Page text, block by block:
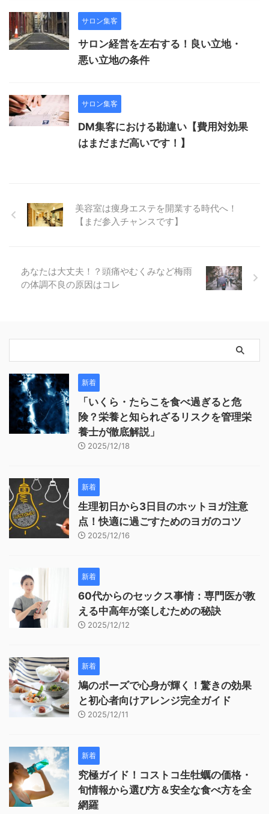
サロン集客
サロン経営を左右する！良い立地・
悪い立地の条件
サロン集客
DM集客における勘違い【費用対効果
はまだまだ高いです！】
美容室は痩身エステを開業する時代へ！
【まだ参入チャンスです】
あなたは大丈夫！？頭痛やむくみなど梅雨
の体調不良の原因はコレ
新着
「いくら・たらこを食べ過ぎると危
険？栄養と知られざるリスクを管理栄
養士が徹底解説」
2025/12/18
新着
生理初日から3日目のホットヨガ注意
点！快適に過ごすためのヨガのコツ
2025/12/16
新着
60代からのセックス事情：専門医が教
える中高年が楽しむための秘訣
2025/12/12
新着
鳩のポーズで心身が輝く！驚きの効果
と初心者向けアレンジ完全ガイド
2025/12/11
新着
究極ガイド！コストコ生牡蠣の価格・
旬情報から選び方＆安全な食べ方を全
網羅